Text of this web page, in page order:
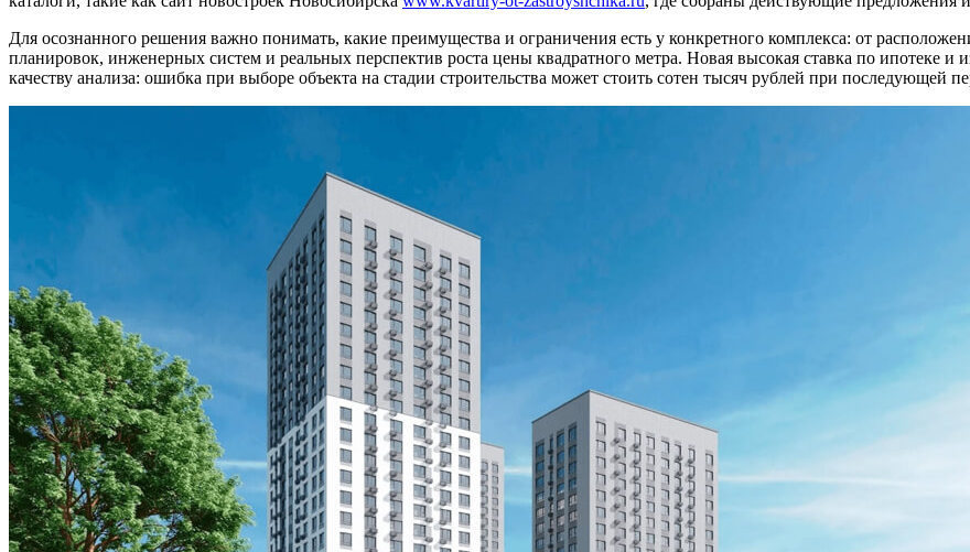
Для осознанного решения важно понимать, какие преимущества и ограничения есть у конкретного комплекса: от
планировок, инженерных систем и реальных перспектив роста цены квадратного метра. Новая высокая ставка по ипотеке
качеству анализа: ошибка при выборе объекта на стадии строительства может стоить сотен тысяч рублей при последующей